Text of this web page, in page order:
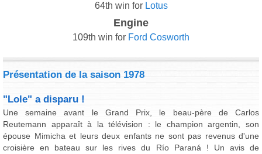
64th win for Lotus
Engine
109th win for Ford Cosworth
Présentation de la saison 1978
"Lole" a disparu !
Une semaine avant le Grand Prix, le beau-père de Carlos
Reutemann apparaît à la télévision : le champion argentin, son
épouse Mimicha et leurs deux enfants ne sont pas revenus d'une
croisière en bateau sur les rives du Río Paraná ! Un avis de